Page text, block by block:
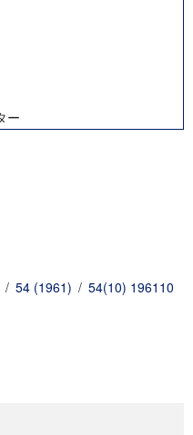
ー
テュート
書
プログラム市民社会ガバナンス
/ 54 (1961) / 54(10) 196110